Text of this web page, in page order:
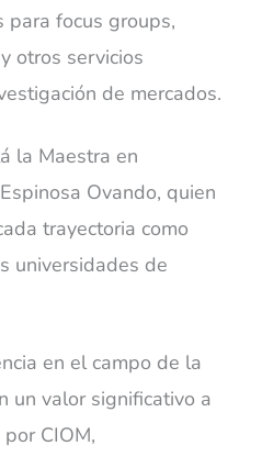
para focus groups,
otros servicios
de mercados.
la Maestra en
Ovando, quien
trayectoria como
universidades de
en el campo de la
un valor significativo a
CIOM,